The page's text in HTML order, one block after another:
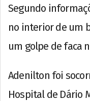
Segundo
no interior de um
um golpe de faca
Adenilton foi
Hospital de Dário